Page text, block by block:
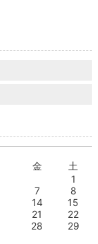
金
土
1
7
8
14
15
21
22
28
29